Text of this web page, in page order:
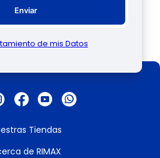
Enviar
de mis Datos
Tiendas
de RIMAX